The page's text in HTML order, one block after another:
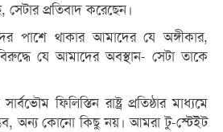
সেটার প্রতিবাদ করেছেন।
পাশে থাকার আমাদের যে অঙ্গীকার,
যে আমাদের অবস্থান- সেটা তাকে
ফিলিস্তিন রাষ্ট্র প্রতিষ্ঠার মাধ্যমে
অন্য কোনো কিছু নয়। আমরা টু-স্টেইট